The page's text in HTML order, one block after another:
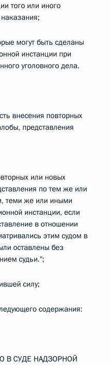
того или иного
могут быть сделаны
инстанции при
уголовного дела.
внесения повторных
представления
или новых
по тем же или
теми же или иными
инстанции, если
в отношении
этим судом в
оставлены без
судьи.";
силу;
содержания:
В СУДЕ НАДЗОРНОЙ